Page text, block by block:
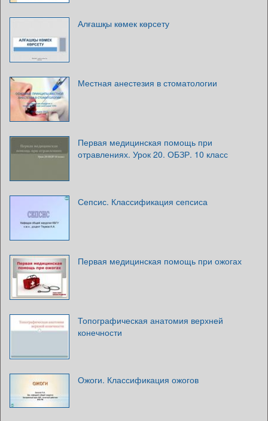
Алғашқы көмек көрсету
Местная анестезия в стоматологии
Первая медицинская помощь при
отравлениях. Урок 20. ОБЗР. 10 класс
Сепсис. Классификация сепсиса
Первая медицинская помощь при ожогах
Топографическая анатомия верхней
конечности
Ожоги. Классификация ожогов